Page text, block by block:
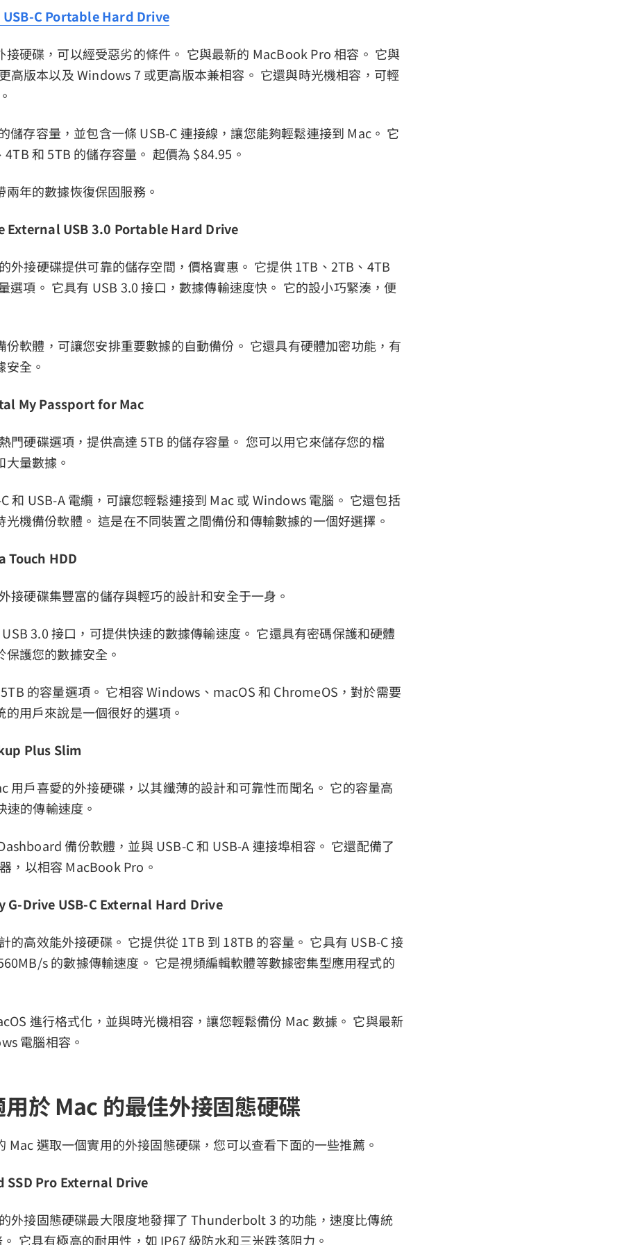
USB-C Portable Hard Drive
接硬碟，可以經受惡劣的條件。 它與最新的 MacBook Pro 相容。 它與
高版本以及 Windows 7 或更高版本兼相容。 它還與時光機相容，可輕
儲存容量，並包含一條 USB-C 連接線，讓您能夠輕鬆連接到 Mac。 它
和 5TB 的儲存容量。 起價為 $84.95。
年的數據恢復保固服務。
External USB 3.0 Portable Hard Drive
外接硬碟提供可靠的儲存空間，價格實惠。 它提供 1TB、2TB、4TB
選項。 它具有 USB 3.0 接口，數據傳輸速度快。 它的設小巧緊湊，便
份軟體，可讓您安排重要數據的自動備份。 它還具有硬體加密功能，有
全。
My Passport for Mac
門硬碟選項，提供高達 5TB 的儲存容量。 您可以用它來儲存您的檔
量數據。
和 USB-A 電纜，可讓您輕鬆連接到 Mac 或 Windows 電腦。 它還包括
光機備份軟體。 這是在不同裝置之間備份和傳輸數據的一個好選擇。
Touch HDD
接硬碟集豐富的儲存與輕巧的設計和安全于一身。
3.0 接口，可提供快速的數據傳輸速度。 它還具有密碼保護和硬體
護您的數據安全。
的容量選項。 它相容 Windows、macOS 和 ChromeOS，對於需要
用戶來說是一個很好的選項。
Plus Slim
用戶喜愛的外接硬碟，以其纖薄的設計和可靠性而聞名。 它的容量高
速的傳輸速度。
備份軟體，並與 USB-C 和 USB-A 連接埠相容。 它還配備了
，以相容 MacBook Pro。
G-Drive USB-C External Hard Drive
的高效能外接硬碟。 它提供從 1TB 到 18TB 的容量。 它具有 USB-C 接
s 的數據傳輸速度。 它是視頻編輯軟體等數據密集型應用程式的
進行格式化，並與時光機相容，讓您輕鬆備份 Mac 數據。 它與最新
電腦相容。
於 Mac 的最佳外接固態硬碟
Mac 選取一個實用的外接固態硬碟，您可以查看下面的一些推薦。
SSD Pro External Drive
外接固態硬碟最大限度地發揮了 Thunderbolt 3 的功能，速度比傳統
。 它具有極高的耐用性，如 IP67 級防水和三米跌落阻力。